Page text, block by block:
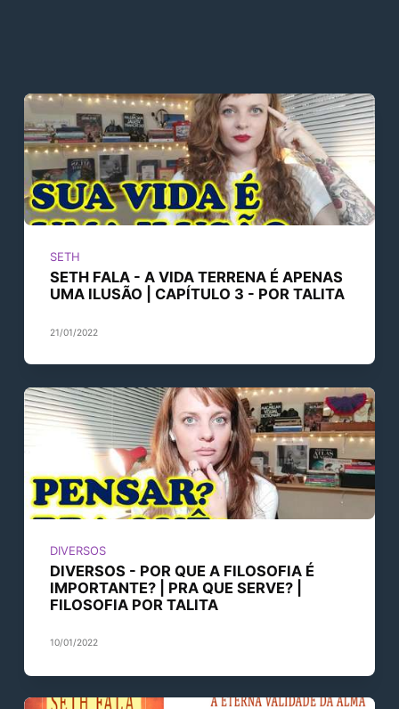
SETH
SETH FALA - A VIDA TERRENA É APENAS
UMA ILUSÃO | CAPÍTULO 3 - POR TALITA
21/01/2022
DIVERSOS
DIVERSOS - POR QUE A FILOSOFIA É
IMPORTANTE? | PRA QUE SERVE? |
FILOSOFIA POR TALITA
10/01/2022